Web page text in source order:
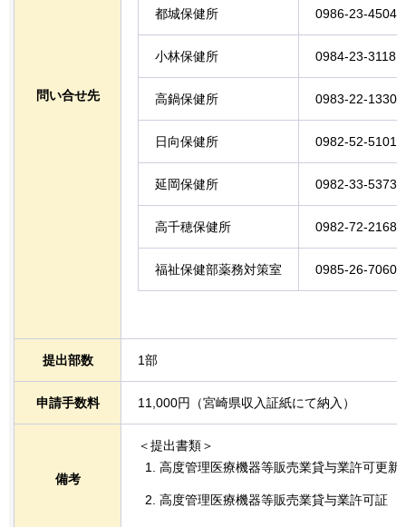
問い合せ先
都城保健所 0986-23-4504
小林保健所 0984-23-3118
高鍋保健所 0983-22-1330
日向保健所 0982-52-5101
延岡保健所 0982-33-5373
高千穂保健所 0982-72-2168
福祉保健部薬務対策室 0985-26-7060
提出部数 1部
申請手数料 11,000円（宮崎県収入証紙にて納入）
備考
＜提出書類＞
高度管理医療機器等販売業貸与業許可更新
高度管理医療機器等販売業貸与業許可証